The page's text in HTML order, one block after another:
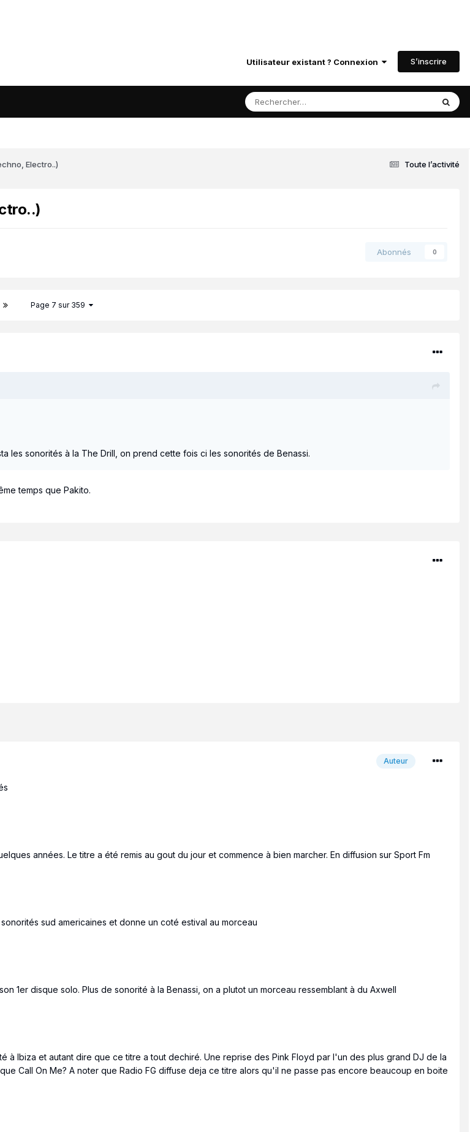
Utilisateur existant ? Connexion S’inscrire
Toute l’activité
Electro..)
Abonnés 0
Page 7 sur 359
les sonorités à la The Drill, on prend cette fois ci les sonorités de Benassi.
temps que Pakito.
Auteur
années. Le titre a été remis au gout du jour et commence à bien marcher. En diffusion sur Sport Fm
sud americaines et donne un coté estival au morceau
1er disque solo. Plus de sonorité à la Benassi, on a plutot un morceau ressemblant à du Axwell
à Ibiza et autant dire que ce titre a tout dechiré. Une reprise des Pink Floyd par l'un des plus grand DJ de la
Call On Me? A noter que Radio FG diffuse deja ce titre alors qu'il ne passe pas encore beaucoup en boite